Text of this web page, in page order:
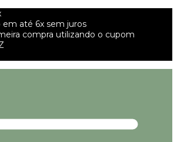
até 6x sem juros
compra utilizando o cupom